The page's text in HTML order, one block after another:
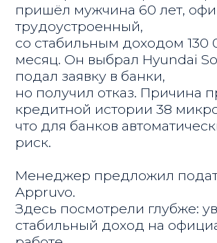
Подключиться к Appruvo